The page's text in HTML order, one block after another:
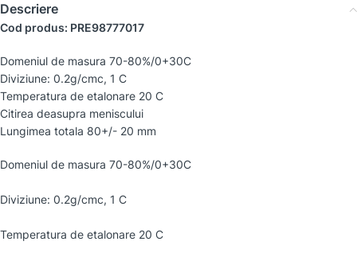
Descriere
Cod produs: PRE98777017
Domeniul de masura 70-80%/0+30C
Diviziune: 0.2g/cmc, 1 C
Temperatura de etalonare 20 C
Citirea deasupra meniscului
Lungimea totala 80+/- 20 mm
Domeniul de masura 70-80%/0+30C
Diviziune: 0.2g/cmc, 1 C
Temperatura de etalonare 20 C